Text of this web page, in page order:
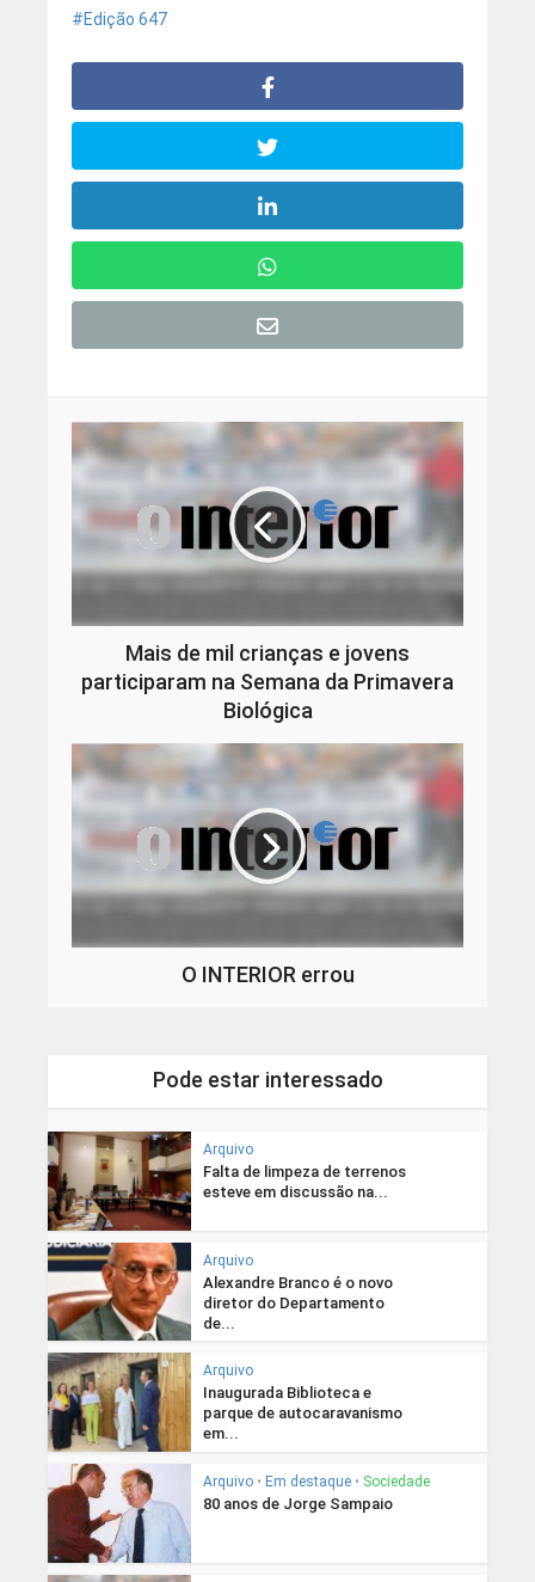
Edição 647
Mais de mil crianças e jovens
participaram na Semana da Primavera
Biológica
O INTERIOR errou
Pode estar interessado
Arquivo
Falta de limpeza de terrenos
esteve em discussão na...
Arquivo
Alexandre Branco é o novo
diretor do Departamento
de...
Arquivo
Inaugurada Biblioteca e
parque de autocaravanismo
em...
Arquivo • Em destaque • Sociedade
80 anos de Jorge Sampaio